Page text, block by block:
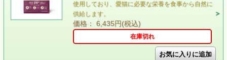
使用しており、愛猫に必要な栄養を食事から自然に
供給します。
価格： 6,435円(税込)
在庫切れ